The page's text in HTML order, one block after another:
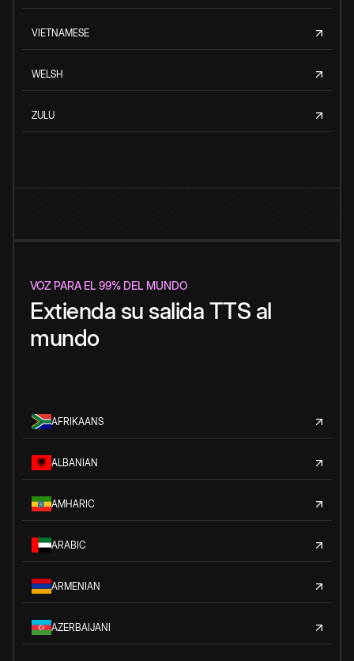
VIETNAMESE
WELSH
ZULU
VOZ PARA EL 99% DEL MUNDO
Extienda su salida TTS al
mundo
AFRIKAANS
ALBANIAN
AMHARIC
ARABIC
ARMENIAN
AZERBAIJANI